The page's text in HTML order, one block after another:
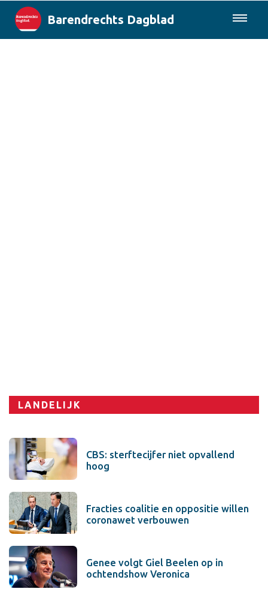
Barendrechts Dagblad
LANDELIJK
CBS: sterftecijfer niet opvallend
hoog
Fracties coalitie en oppositie willen
coronawet verbouwen
Genee volgt Giel Beelen op in
ochtendshow Veronica